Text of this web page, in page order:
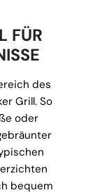
FÜR
des
Grill. So
oder
bequem